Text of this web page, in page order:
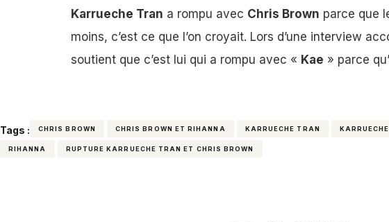
Karrueche Tran a rompu avec Chris Brown parce que
moins, c’est ce que l’on croyait. Lors d’une interview
soutient que c’est lui qui a rompu avec « Kae » parce
Tags : CHRIS BROWN CHRIS BROWN ET RIHANNA KARRUECHE TRAN
RIHANNA RUPTURE KARRUECHE TRAN ET CHRIS BROWN